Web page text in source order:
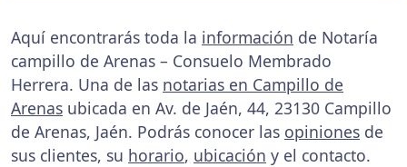
Aquí encontrarás toda la información de Notaría
campillo de Arenas – Consuelo Membrado
Herrera. Una de las notarias en Campillo de
Arenas ubicada en Av. de Jaén, 44, 23130 Campillo
de Arenas, Jaén. Podrás conocer las opiniones de
sus clientes, su horario, ubicación y el contacto.